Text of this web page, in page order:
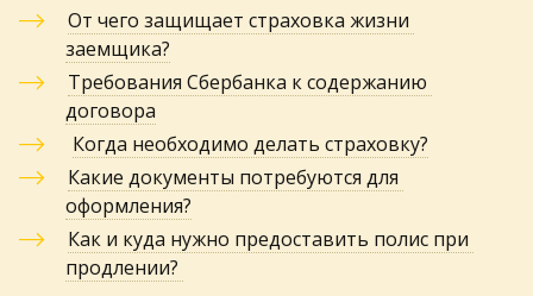
От чего защищает страховка жизни
заемщика?
Требования Сбербанка к содержанию
договора
Когда необходимо делать страховку?
Какие документы потребуются для
оформления?
Как и куда нужно предоставить полис при
продлении?